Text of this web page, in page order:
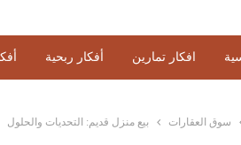
افكار تمارين أفكار ربحية
سوق العقارات بيع منزل قديم: التحديات والحلول